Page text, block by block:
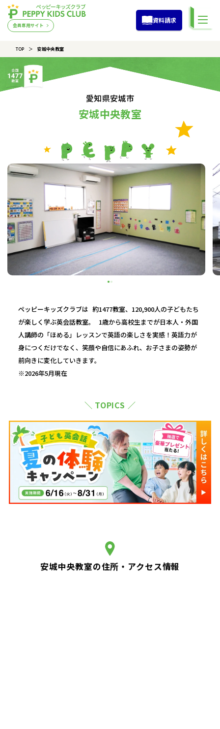
会員専用サイト
資料請求
TOP 安城中央教室
愛知県安城市
安城中央教室
ペッピーキッズクラブは 約1477教室、120,900人の子どもたち
が楽しく学ぶ英会話教室。 1歳から高校生までが日本人・外国
人講師の「ほめる」レッスンで英語の楽しさを実感！英語力が
身につくだけでなく、笑顔や自信にあふれ、お子さまの姿勢が
前向きに変化していきます。
※2026年5月現在
＼ TOPICS ／
安城中央教室の住所・アクセス情報